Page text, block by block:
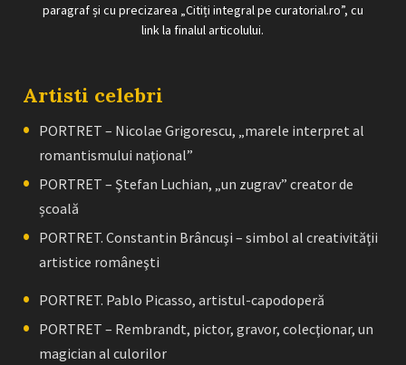
paragraf și cu precizarea „Citiți integral pe curatorial.ro”, cu
link la finalul articolului.
Artisti celebri
PORTRET – Nicolae Grigorescu, „marele interpret al
romantismului naţional”
PORTRET – Ştefan Luchian, „un zugrav” creator de
școală
PORTRET. Constantin Brâncuşi – simbol al creativităţii
artistice româneşti
PORTRET. Pablo Picasso, artistul-capodoperă
PORTRET – Rembrandt, pictor, gravor, colecţionar, un
magician al culorilor